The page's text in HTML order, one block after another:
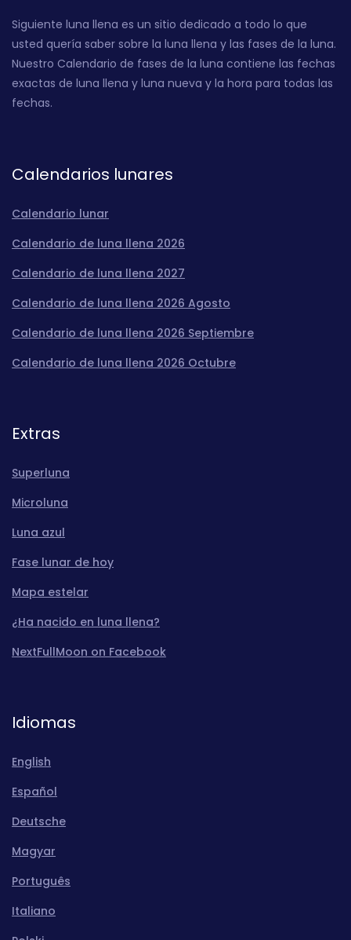
Siguiente luna llena es un sitio dedicado a todo lo que
usted quería saber sobre la luna llena y las fases de la luna.
Nuestro Calendario de fases de la luna contiene las fechas
exactas de luna llena y luna nueva y la hora para todas las
fechas.
Calendarios lunares
Calendario lunar
Calendario de luna llena 2026
Calendario de luna llena 2027
Calendario de luna llena 2026 Agosto
Calendario de luna llena 2026 Septiembre
Calendario de luna llena 2026 Octubre
Extras
Superluna
Microluna
Luna azul
Fase lunar de hoy
Mapa estelar
¿Ha nacido en luna llena?
NextFullMoon on Facebook
Idiomas
English
Español
Deutsche
Magyar
Português
Italiano